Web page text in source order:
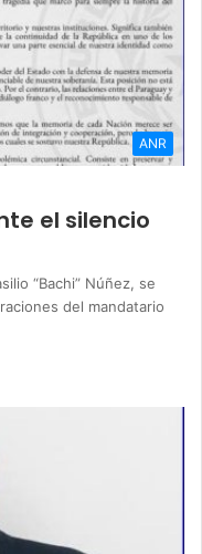
ANR
el silencio
“Bachi” Núñez, se
del mandatario